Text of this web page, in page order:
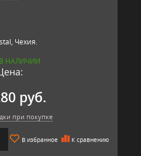
Чехия.
НАЛИЧИИ
руб.
при покупке
В избранное К сравнению